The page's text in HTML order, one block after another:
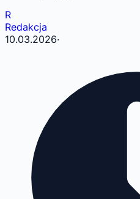
R
Redakcja
10.03.2026·